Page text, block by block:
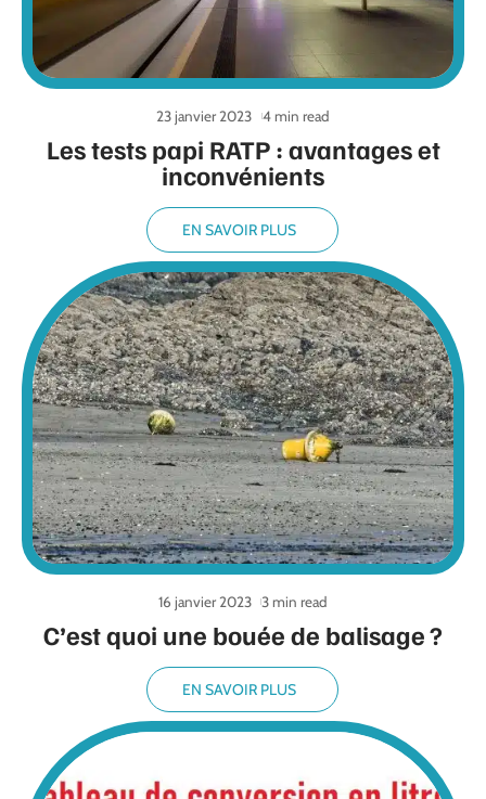
Les tests papi RATP : avantages et
inconvénients
23 janvier 2023 4 min read
EN SAVOIR PLUS
C’est quoi une bouée de balisage ?
16 janvier 2023 3 min read
EN SAVOIR PLUS